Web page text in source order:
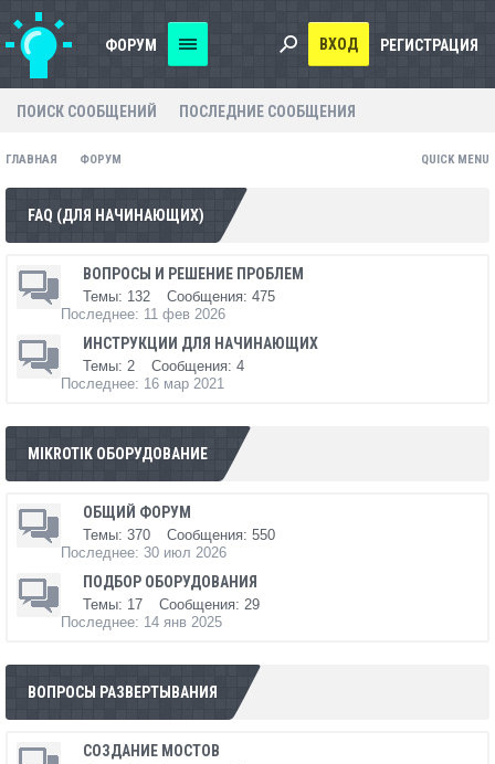
QUICK MENU
ГЛАВНАЯ ФОРУМ
FAQ (ДЛЯ НАЧИНАЮЩИХ)
ВОПРОСЫ И РЕШЕНИЕ ПРОБЛЕМ
Темы: 132 Сообщения: 475
11 фев 2026
ИНСТРУКЦИИ ДЛЯ НАЧИНАЮЩИХ
Темы: 2 Сообщения: 4
16 мар 2021
MIKROTIK ОБОРУДОВАНИЕ
ОБЩИЙ ФОРУМ
Темы: 370 Сообщения: 550
30 июл 2026
ПОДБОР ОБОРУДОВАНИЯ
Темы: 17 Сообщения: 29
14 янв 2025
ВОПРОСЫ РАЗВЕРТЫВАНИЯ
СОЗДАНИЕ МОСТОВ
ФОРУМ
ПОИСК СООБЩЕНИЙ ПОСЛЕДНИЕ СООБЩЕНИЯ
ВХОД РЕГИСТРАЦИЯ